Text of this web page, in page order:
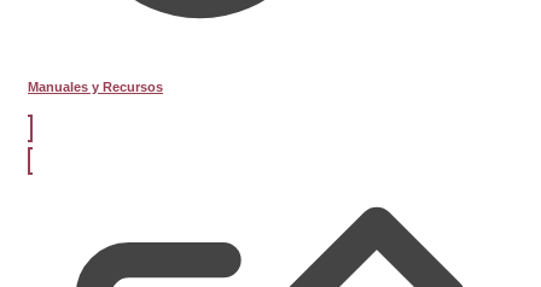
Manuales y Recursos